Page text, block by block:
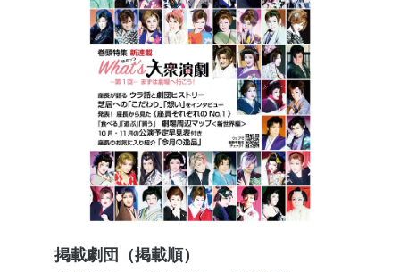
掲載劇団（掲載順）